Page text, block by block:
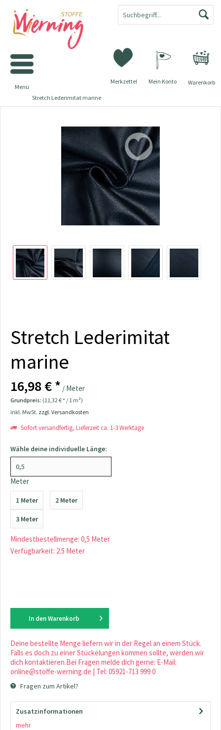
Warenkorb
Merkzettel Mein Konto
Menü
Stretch Lederimitat marine
Stretch Lederimitat
marine
16,98 € * / Meter
Grundpreis: (11,32 € * / 1 m²)
inkl. MwSt. zzgl. Versandkosten
Sofort versandfertig, Lieferzeit ca. 1-3 Werktage
Wähle deine individuelle Länge:
Meter
1 Meter 2 Meter
3 Meter
Mindestbestellmenge: 0,5 Meter
Verfügbarkeit: 2.5 Meter
In den Warenkorb
Deine bestellte Menge liefern wir in der Regel an einem Stück.
Falls es doch zu einer Stückelungen kommen sollte, werden wir
dich kontaktieren.Bei Fragen melde dich gerne: E-Mail:
online@stoffe-werning.de | Tel: 05921-713 999 0
Fragen zum Artikel?
Zusatzinformationen
mehr